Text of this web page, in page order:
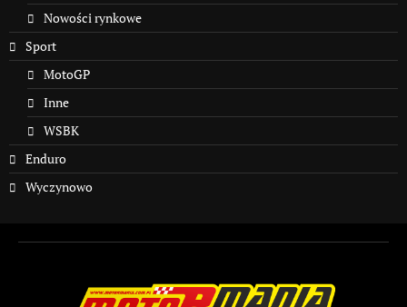
Nowości rynkowe
Sport
MotoGP
Inne
WSBK
Enduro
Wyczynowo